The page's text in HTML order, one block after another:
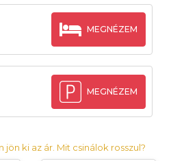
MEGNÉZEM
MEGNÉZEM
jön ki az ár. Mit csinálok rosszul?